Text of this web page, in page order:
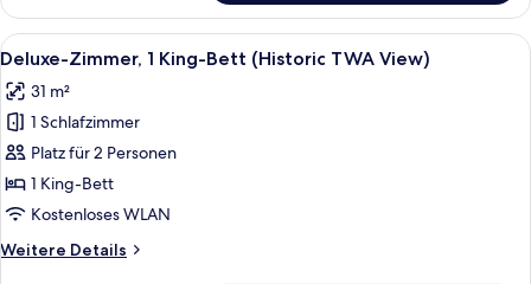
Suite,
1 King-
Bett
Alle
Fotos
für
Deluxe-
Zimmer,
1 King-
Bett
TWA
Hochwertige Bettwaren,
5
Deluxe-Zimmer, 1 King-Bett (Historic TWA View)
31 m²
1 Schlafzimmer
Platz für 2 Personen
1 King-Bett
Kostenloses WLAN
Weitere Details
Weitere